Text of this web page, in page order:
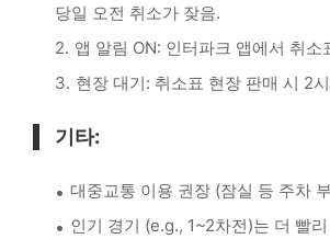
당일 오전 취소가 잦음.
앱 알림 ON: 인터파크 앱에서 취소
현장 대기: 취소표 현장 판매 시 2
기타:
대중교통 이용 권장 (잠실 등 주차
인기 경기 (e.g., 1~2차전)는 더 빨